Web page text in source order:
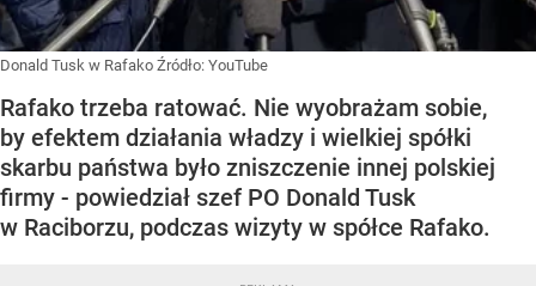
Donald Tusk w Rafako Źródło: YouTube
Rafako trzeba ratować. Nie wyobrażam sobie,
by efektem działania władzy i wielkiej spółki
skarbu państwa było zniszczenie innej polskiej
firmy - powiedział szef PO Donald Tusk
w Raciborzu, podczas wizyty w spółce Rafako.